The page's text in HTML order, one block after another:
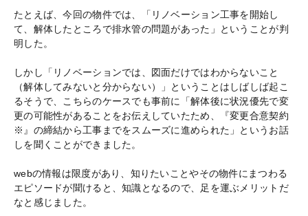
たとえば、今回の物件では、「リノベーション工事を開始し
て、解体したところで排水管の問題があった」ということが判
明した。
しかし「リノベーションでは、図面だけではわからないこと
（解体してみないと分からない）」ということはしばしば起こ
るそうで、こちらのケースでも事前に「解体後に状況優先で変
更の可能性があることをお伝えしていたため、『変更合意契約
※』の締結から工事までをスムーズに進められた」というお話
しを聞くことができました。
webの情報は限度があり、知りたいことやその物件にまつわる
エピソードが聞けると、知識となるので、足を運ぶメリットだ
なと感じました。